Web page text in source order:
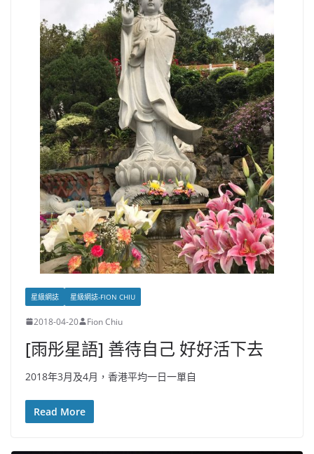
星級網誌 星級網誌-FION CHIU
2018-04-20 Fion Chiu
[雨彤星語] 善待自己 好好活下去
2018年3月及4月，香港平均一日一單自
Read More